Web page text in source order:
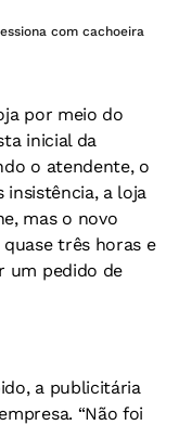
com cachoeira
por meio do
inicial da
o atendente, o
insistência, a loja
mas o novo
três horas e
um pedido de
a publicitária
“Não foi